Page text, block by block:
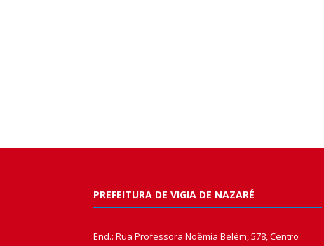
PREFEITURA DE VIGIA DE NAZARÉ
End.: Rua Professora Noêmia Belém, 578, Centro